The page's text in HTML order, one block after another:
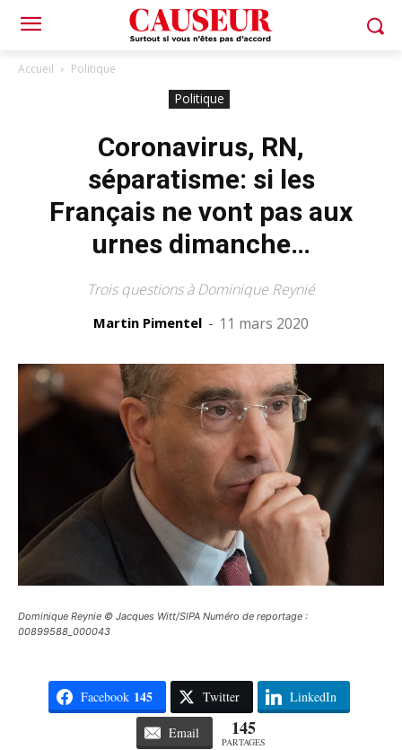
Accueil Politique
Politique
Coronavirus, RN,
séparatisme: si les
Français ne vont pas aux
urnes dimanche…
Trois questions à Dominique Reynié
Martin Pimentel - 11 mars 2020
Dominique Reynie © Jacques Witt/SIPA Numéro de reportage :
00899588_000043
Facebook 145 Twitter LinkedIn
Email 145
PARTAGES